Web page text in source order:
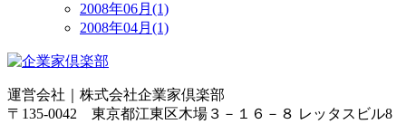
2008年06月(1)
2008年04月(1)
運営会社｜ 株式会社企業家倶楽部
〒135-0042 東京都江東区木場３－１６－８ レッタスビル8